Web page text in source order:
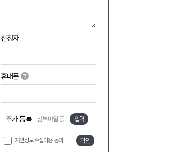
신청자
휴대폰
추가 등록 첨부파일 등 입력
개인정보 수집이용 동의 확인